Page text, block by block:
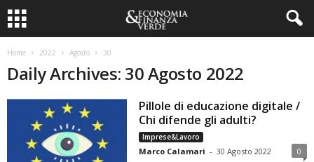
Home 2022 Agosto 30
Daily Archives: 30 Agosto 2022
Pillole di educazione digitale /
Chi difende gli adulti?
Imprese&Lavoro
Marco Calamari - 30 Agosto 2022 0